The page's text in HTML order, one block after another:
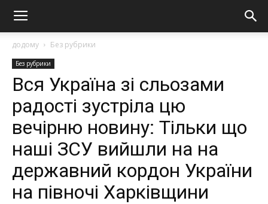
додому Без рубрики
Без рубрики
Вся Україна зі сльозами
радості зустріла цю
вечірню новину: Тільки що
наші ЗСУ вийшли на на
державний кордон України
на півночі Харківщини